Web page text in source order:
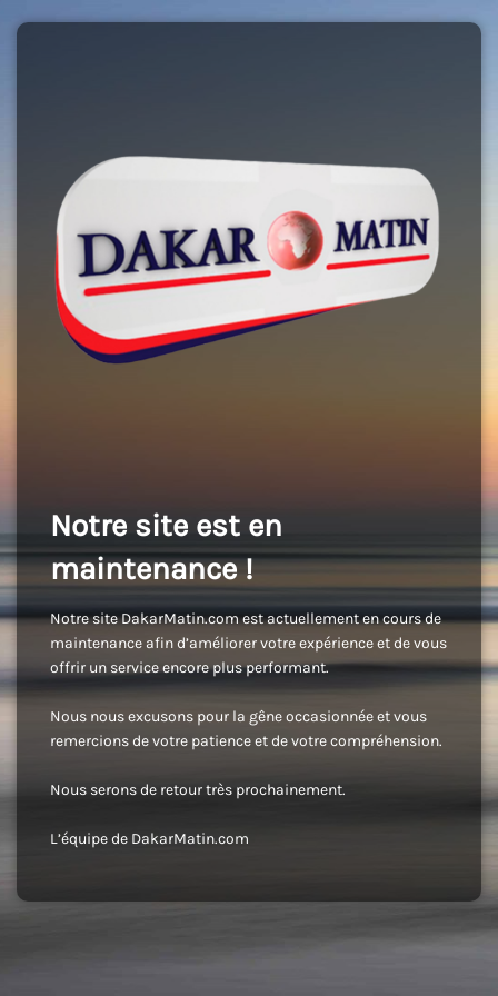
Notre site est en
maintenance !
Notre site DakarMatin.com est actuellement en cours de
maintenance afin d’améliorer votre expérience et de vous
offrir un service encore plus performant.
Nous nous excusons pour la gêne occasionnée et vous
remercions de votre patience et de votre compréhension.
Nous serons de retour très prochainement.
L’équipe de DakarMatin.com